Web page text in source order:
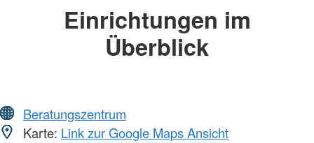
Einrichtungen im
Überblick
Beratungszentrum
Karte: Link zur Google Maps Ansicht